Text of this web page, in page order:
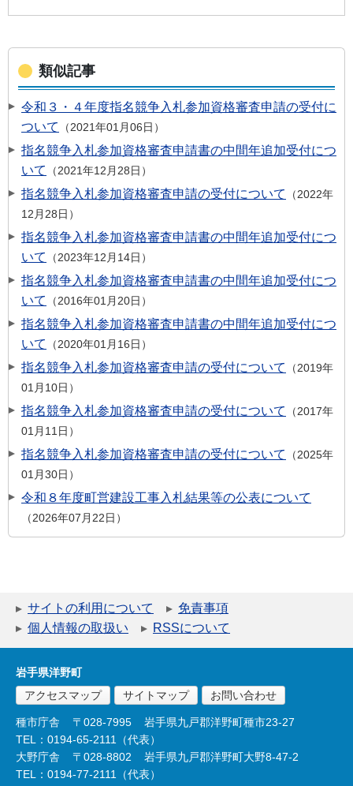
類似記事
令和３・４年度指名競争入札参加資格審査申請の受付に
ついて
2021年01月06日
指名競争入札参加資格審査申請書の中間年追加受付につ
いて
2021年12月28日
指名競争入札参加資格審査申請の受付について
2022年
12月28日
指名競争入札参加資格審査申請書の中間年追加受付につ
いて
2023年12月14日
指名競争入札参加資格審査申請書の中間年追加受付につ
いて
2016年01月20日
指名競争入札参加資格審査申請書の中間年追加受付につ
いて
2020年01月16日
指名競争入札参加資格審査申請の受付について
2019年
01月10日
指名競争入札参加資格審査申請の受付について
2017年
01月11日
指名競争入札参加資格審査申請の受付について
2025年
01月30日
令和８年度町営建設工事入札結果等の公表について
2026年07月22日
サイトの利用について
免責事項
個人情報の取扱い
RSSについて
岩手県洋野町
アクセスマップ
サイトマップ お問い合わせ
種市庁舎 〒028-7995
岩手県九戸郡洋野町種市23-27
TEL：0194-65-2111（代表）
大野庁舎
〒028-8802
岩手県九戸郡洋野町大野8-47-2
TEL：0194-77-2111（代表）